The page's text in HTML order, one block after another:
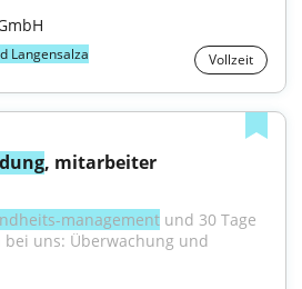
Langensalza Vollzeit
, mitarbeiter
management und 30 Tage
uns: Überwachung und